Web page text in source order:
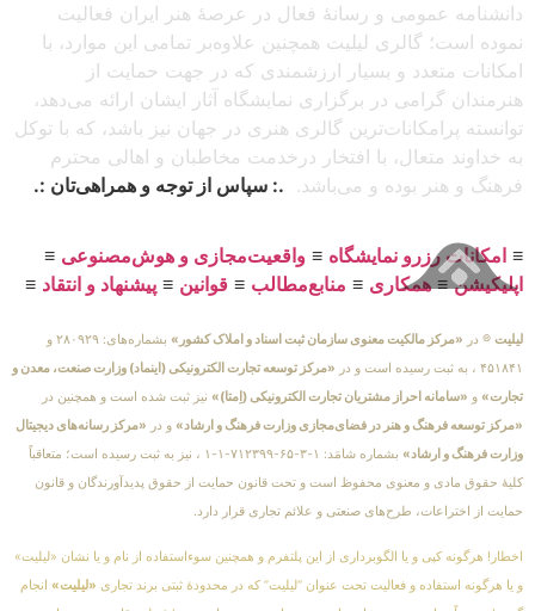
دانشنامه عمومی و رسانهٔ فعال در عرصهٔ هنر ایران فعالیت
نموده است؛ گالری لیلیت همچنین علاوه‌بر تمامی این موارد، با
امکانات متعدد و بسیار ارزشمندی که در جهت حمایت از
هنرمندان گرامی در برگزاری نمایشگاه آثار ایشان ارائه می‌دهد،
توانسته پرامکانات‌ترین گالری هنری در جهان نیز باشد، که با توکل
به خداوند متعال، با افتخار درخدمت مخاطبان و اهالی محترم
فرهنگ و هنر بوده و می‌باشد. .: سپاس از توجه و همراهی‌تان :.
≡ امکانات رزرو نمایشگاه ≡ واقعیت‌مجازی و هوش‌مصنوعی ≡
اپلیکیشن≡همکاری ≡ منابع‌مطالب ≡ قوانین ≡ پیشنهاد و انتقاد ≡
لیلیت ® در «مرکز مالکیت معنوی سازمان ثبت اسناد و املاک کشور»
بشماره‌های: ۲۸۰۹۲۹ و
۴۵۱۸۴۱ ، به ثبت رسیده است و در
«مرکز توسعه تجارت الکترونیکی (اینماد) وزارت صنعت، معدن و
تجارت» و «سامانه احراز مشتریان تجارت الکترونیکی (اِمتا)» نیز ثبت شده است و همچنین در
«مرکز توسعه فرهنگ و هنر در فضای‌مجازی وزارت فرهنگ و ارشاد» و در «مرکز رسانه‌های دیجیتال
وزارت فرهنگ و ارشاد»
بشماره شامَد: ۱-۳-۶۵-۷۱۲۳۹۹-۱-۱ ، نیز به ثبت رسیده است؛ متعاقباً
کلیهٔ حقوق مادی و معنوی محفوظ است و تحت قانون حمایت از حقوق پدیدآورندگان و قانون
حمایت از اختراعات، طرح‌های صنعتی و علائم تجاری قرار دارد.
اخطار! هرگونه کپی و یا الگوبرداری از این پلتفرم و همچنین سوءاستفاده از نام و یا نشان «لیلیت»
و یا هرگونه استفاده و فعالیت تحت عنوان “لیلیت” که در محدودهٔ ثبتی برند تجاری «لیلیت» انجام